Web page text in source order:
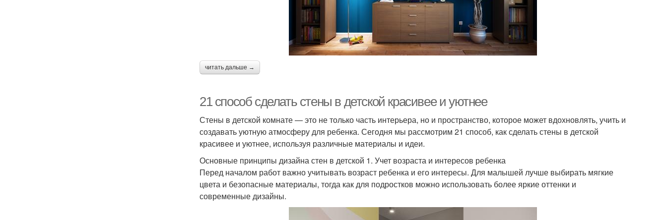
читать дальше →
21 способ сделать стены в детской красивее и уютнее
Стены в детской комнате — это не только часть интерьера, но и пространство, которое может вдохновлять, учить и
создавать уютную атмосферу для ребенка. Сегодня мы рассмотрим 21 способ, как сделать стены в детской
красивее и уютнее, используя различные материалы и идеи.
Основные принципы дизайна стен в детской 1. Учет возраста и интересов ребенка
Перед началом работ важно учитывать возраст ребенка и его интересы. Для малышей лучше выбирать мягкие
цвета и безопасные материалы, тогда как для подростков можно использовать более яркие оттенки и
современные дизайны.